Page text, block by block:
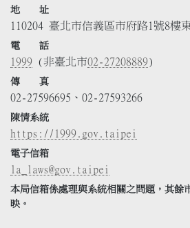
地 址
110204 臺北市信義區市府路1號8樓
電 話
1999 (非臺北市02-27208889)
傳 真
02-27596695、02-27593266
陳情系統
https://1999.gov.taipei
電子信箱
la_laws@gov.taipei
本局信箱係處理與系統相關之問題，其餘
映。